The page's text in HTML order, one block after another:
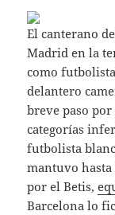
El canterano
Madrid en la
como
delantero
breve paso
categorías
futbolista
mantuvo hasta
por el Betis,
Barcelona lo